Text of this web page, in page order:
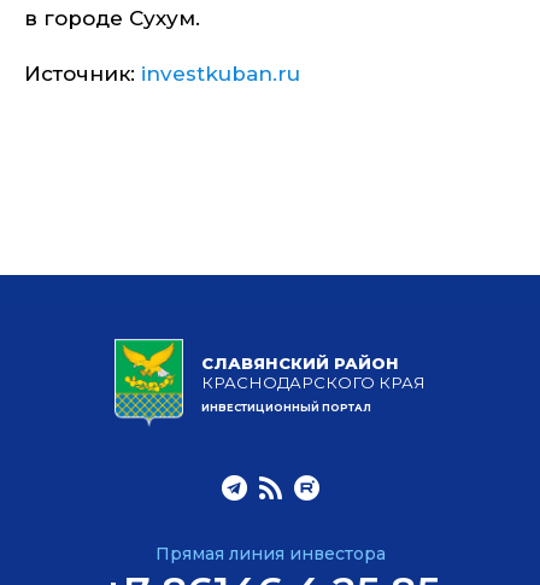
в городе Сухум.
Источник: investkuban.ru
СЛАВЯНСКИЙ РАЙОН
КРАСНОДАРСКОГО КРАЯ
ИНВЕСТИЦИОННЫЙ ПОРТАЛ
Прямая линия инвестора